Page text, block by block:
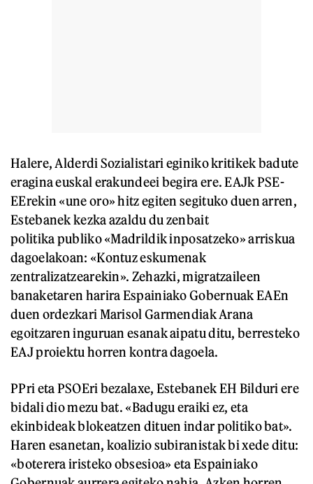
Halere, Alderdi Sozialistari eginiko kritikek badute
eragina euskal erakundeei begira ere. EAJk PSE-
EErekin «une oro» hitz egiten segituko duen arren,
Estebanek kezka azaldu du zenbait
politika publiko «Madrildik inposatzeko» arriskua
dagoelakoan: «Kontuz eskumenak
zentralizatzearekin». Zehazki, migratzaileen
banaketaren harira Espainiako Gobernuak EAEn
duen ordezkari Marisol Garmendiak Arana
egoitzaren inguruan esanak aipatu ditu, berresteko
EAJ proiektu horren kontra dagoela.
PPri eta PSOEri bezalaxe, Estebanek EH Bilduri ere
bidali dio mezu bat. «Badugu eraiki ez, eta
ekinbideak blokeatzen dituen indar politiko bat».
Haren esanetan, koalizio subiranistak bi xede ditu:
«boterera iristeko obsesioa» eta Espainiako